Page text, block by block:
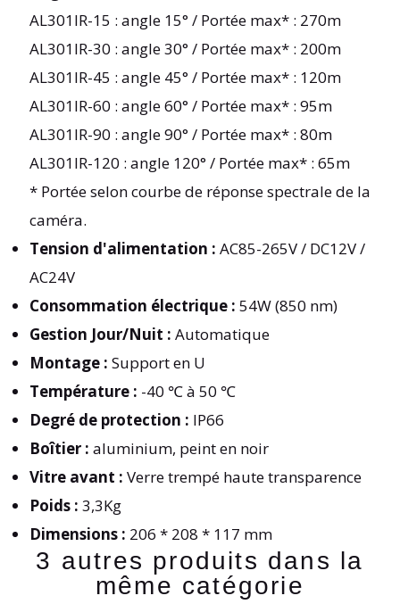
AL301IR-15 : angle 15° / Portée max* : 270m
AL301IR-30 : angle 30° / Portée max* : 200m
AL301IR-45 : angle 45° / Portée max* : 120m
AL301IR-60 : angle 60° / Portée max* : 95m
AL301IR-90 : angle 90° / Portée max* : 80m
AL301IR-120 : angle 120° / Portée max* : 65m
* Portée selon courbe de réponse spectrale de la
caméra.
Tension d'alimentation : AC85-265V / DC12V /
AC24V
Consommation électrique : 54W (850 nm)
Gestion Jour/Nuit : Automatique
Montage : Support en U
Température : -40 ℃ à 50 ℃
Degré de protection : IP66
Boîtier : aluminium, peint en noir
Vitre avant : Verre trempé haute transparence
Poids : 3,3Kg
Dimensions : 206 * 208 * 117 mm
3 autres produits dans la
même catégorie